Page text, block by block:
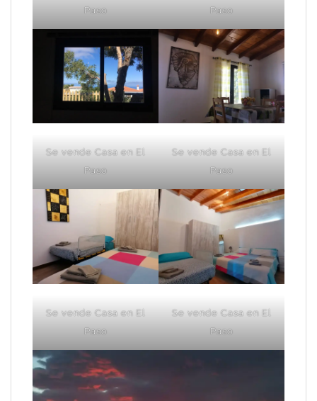
Paso
Paso
Se vende Casa en El
Paso
Se vende Casa en El
Paso
Se vende Casa en El
Paso
Se vende Casa en El
Paso